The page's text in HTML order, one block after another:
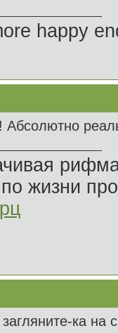
happy
Абсолютно
жизни
ка на